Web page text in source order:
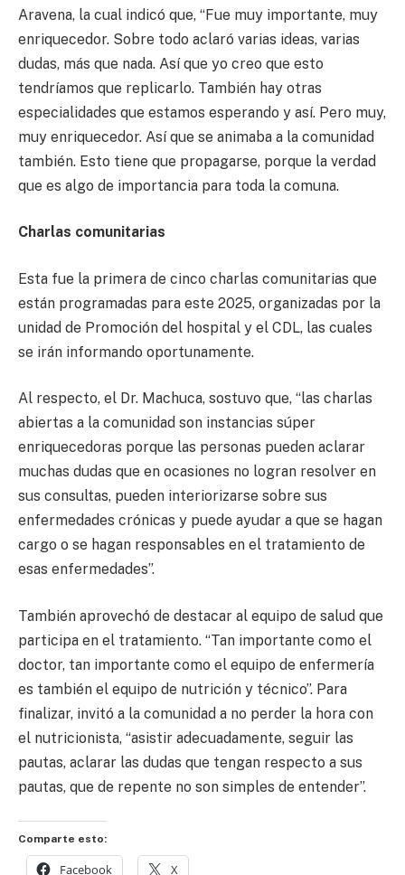
Aravena, la cual indicó que, “Fue muy importante, muy
enriquecedor. Sobre todo aclaró varias ideas, varias
dudas, más que nada. Así que yo creo que esto
tendríamos que replicarlo. También hay otras
especialidades que estamos esperando y así. Pero muy,
muy enriquecedor. Así que se animaba a la comunidad
también. Esto tiene que propagarse, porque la verdad
que es algo de importancia para toda la comuna.
Charlas comunitarias
Esta fue la primera de cinco charlas comunitarias que
están programadas para este 2025, organizadas por la
unidad de Promoción del hospital y el CDL, las cuales
se irán informando oportunamente.
Al respecto, el Dr. Machuca, sostuvo que, “las charlas
abiertas a la comunidad son instancias súper
enriquecedoras porque las personas pueden aclarar
muchas dudas que en ocasiones no logran resolver en
sus consultas, pueden interiorizarse sobre sus
enfermedades crónicas y puede ayudar a que se hagan
cargo o se hagan responsables en el tratamiento de
esas enfermedades”.
También aprovechó de destacar al equipo de salud que
participa en el tratamiento. “Tan importante como el
doctor, tan importante como el equipo de enfermería
es también el equipo de nutrición y técnico”. Para
finalizar, invitó a la comunidad a no perder la hora con
el nutricionista, “asistir adecuadamente, seguir las
pautas, aclarar las dudas que tengan respecto a sus
pautas, que de repente no son simples de entender”.
Comparte esto:
Facebook X